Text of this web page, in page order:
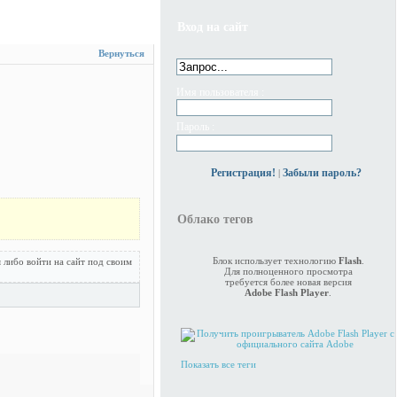
Вернуться
либо войти на сайт под своим
Регистрация! | Забыли пароль?
Облако тегов
Блок использует технологию Flash.
Для полноценного просмотра
требуется более новая версия
Adobe Flash Player
Показать все теги